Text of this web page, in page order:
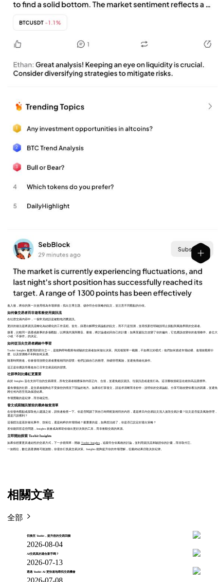
進入後，將你的第一次使用視為市場掃描：找出主導主題、儲存符合你策略的貼文，並注意不同觀點的分歧。
如何像交易者而非遊客般使用資訊流
在社群交易內容中，一個常見錯誤是被動地消費資訊。
更好的做法是將資訊流轉化為結構化的工作流程。首先，篩選出解釋交易論點的貼文，而不只是預測，並尋找那些明確說明止損點與風險界限的交易者。
接著，比較同一資產或敘事的多個觀點，以辨識共識與雜音。最後，將討論連結回自己的計畫：如果某篇貼文改變了你的偏向，它也應該改變你的進場條件、倉位大
小或「不操作」的決定。
如何從頂尖交易者網絡中學習
Toobit Insights 最實用的部分之一，是能夠即時觀察有經驗的交易者如何做出決策。與其複製單一截圖，不如專注於模式：他們如何描述市場結構、進場前觀察什
麼、以及當價格不利時如何反應。
隨著時間推進，你會發現強勢交易者重複相同的習慣：他們記錄自己的推理、持續管理風險，並避免情緒化操作。
這正是你應該培養進自己日常交易流程的習慣。
社群準則比爆紅更重要
由於 Insights 旨在支持可信的交易環境，所有交易者都應保持內容正向、合規，並避免錯誤資訊、垃圾訊息或違規行為。這項審核規範旨在維持高品質標準。
最有價值的社群，是交易者能夠在不受操控的情況下辯論的地方。如果你打算發文，請追求清晰而非炒作：說明你的交易論點、分享可能改變你看法的因素，並避免
將任何內容呈現為保證結果。
市場獎勵的是紀律，而非確定性。
發文或跟隨訊號前的最終檢查清單
在你發布觀點或採取他人建議之前，請快速檢查一下。你是否閱讀了與自己時間框架相符的內容，還是將日內交易貼文混入波段交易計畫？貼文是否提及風險管理，
還是只談獲利？
這個想法是基於催化事件、技術位，還是純粹的市場情緒？最重要的是，如果想法錯了，你是否已設定好退出策略？
若你能回答這些問題，Insights 就會成為幫助你做出更好決策的工具，而非衝動交易的來源。
立即開始探索 Toobit Insights
如果你想要更具連結性的交易方式，下一步很簡單：開啟 Toobit Insights，追蹤符合你風格的討論，並利用資訊流來驗證你的計畫，而非取代它。
一如既往，數位資產價格可能波動，你需自行負責交易決策。Insights 能夠提升你的市場理解，但最終結果仍取決於紀律。
相關文章
全部
切換至 Toobit，提升您的交易回饋
2026-08-04
AI交易真的適合新手嗎？
2026-07-13
透過 Toobit AI 更快速地尋找交易機會